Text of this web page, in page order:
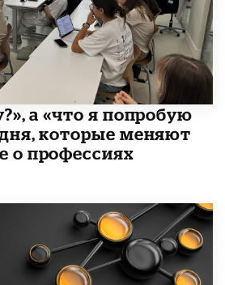
а «что я попробую
которые меняют
о профессиях